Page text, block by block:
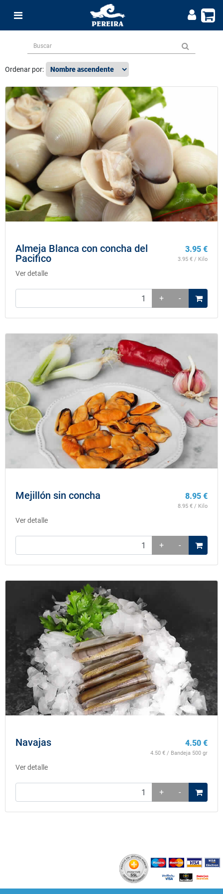
Ordenar por:
Almeja Blanca con concha del
Pacifico
3.95 €
3.95 € / Kilo
Ver detalle
+ -
Mejillón sin concha 8.95 €
8.95 € / Kilo
Ver detalle
+ -
Navajas 4.50 €
4.50 € / Bandeja 500 gr
Ver detalle
+ -